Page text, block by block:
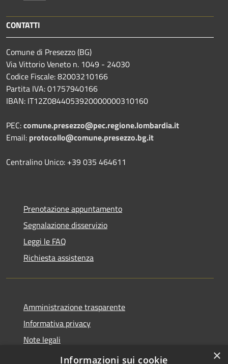
CONTATTI
Comune di Presezzo (BG)
Via Vittorio Veneto n. 1049 - 24030
Codice Fiscale: 82003210166
Partita IVA: 01757940166
IBAN: IT12Z0844053920000000310160
PEC:comune.presezzo@pec.regione.lombardia.it
Email: protocollo@comune.presezzo.bg.it
Centralino Unico: +39 035 464611
Prenotazione appuntamento
Segnalazione disservizio
Leggi le FAQ
Richiesta assistenza
Amministrazione trasparente
Informativa privacy
Note legali
Dichiarazione di accessibilità
×
Informazioni sui cookie